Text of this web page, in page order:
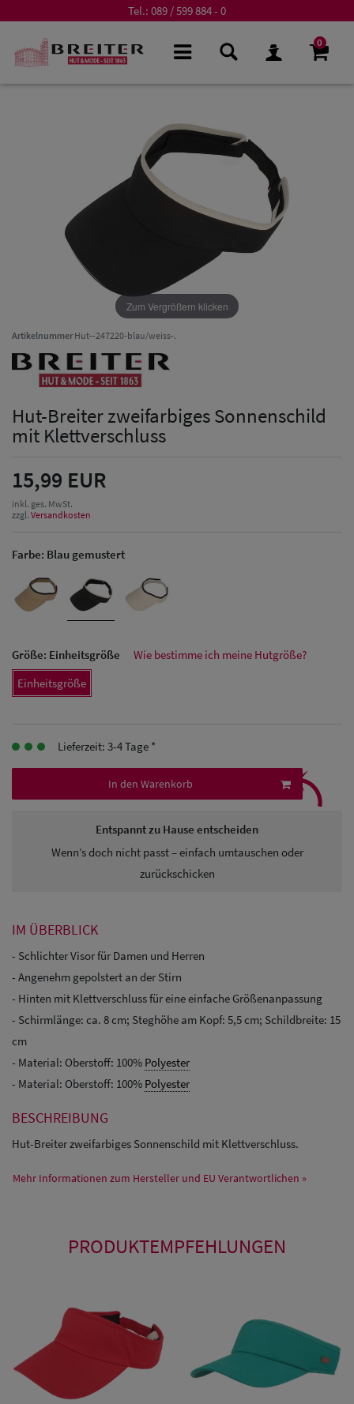
Tel.: 089 / 599 884 - 0
0
Herren Caps
Baseball Cpas
Herren
Herren
Snapback Caps
Zum Vergrößern klicken
ArtikelnummerHut--247220-blau/weiss-.
Hut-Breiter zweifarbiges Sonnenschild
mit Klettverschluss
15,99 EUR
inkl. ges. MwSt.
zzgl. Versandkosten
Farbe: Blau gemustert
Größe: Einheitsgröße
Wie bestimme ich meine Hutgröße?
Einheitsgröße
Lieferzeit: 3-4 Tage *
In den Warenkorb
Entspannt zu Hause entscheiden
Wenn’s doch nicht passt – einfach umtauschen oder
zurückschicken
⤹
IM ÜBERBLICK
- Schlichter Visor für Damen und Herren
- Angenehm gepolstert an der Stirn
- Hinten mit Klettverschluss für eine einfache Größenanpassung
- Schirmlänge: ca. 8 cm; Steghöhe am Kopf: 5,5 cm; Schildbreite: 15
cm
- Material: Oberstoff: 100% Polyester
- Material: Oberstoff: 100% Polyester
BESCHREIBUNG
Hut-Breiter zweifarbiges Sonnenschild mit Klettverschluss.
Mehr Informationen zum Hersteller und EU Verantwortlichen »
PRODUKTEMPFEHLUNGEN